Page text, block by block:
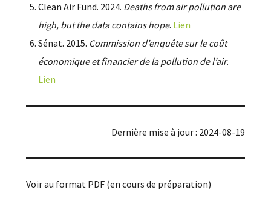
Clean Air Fund. 2024. Deaths from air pollution are
high, but the data contains hope. Lien
Sénat. 2015. Commission d’enquête sur le coût
économique et financier de la pollution de l’air.
Lien
Dernière mise à jour : 2024-08-19
Voir au format PDF (en cours de préparation)